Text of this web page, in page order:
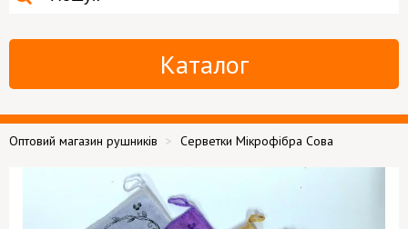
Каталог
Оптовий магазин рушників Серветки Мікрофібра Сова